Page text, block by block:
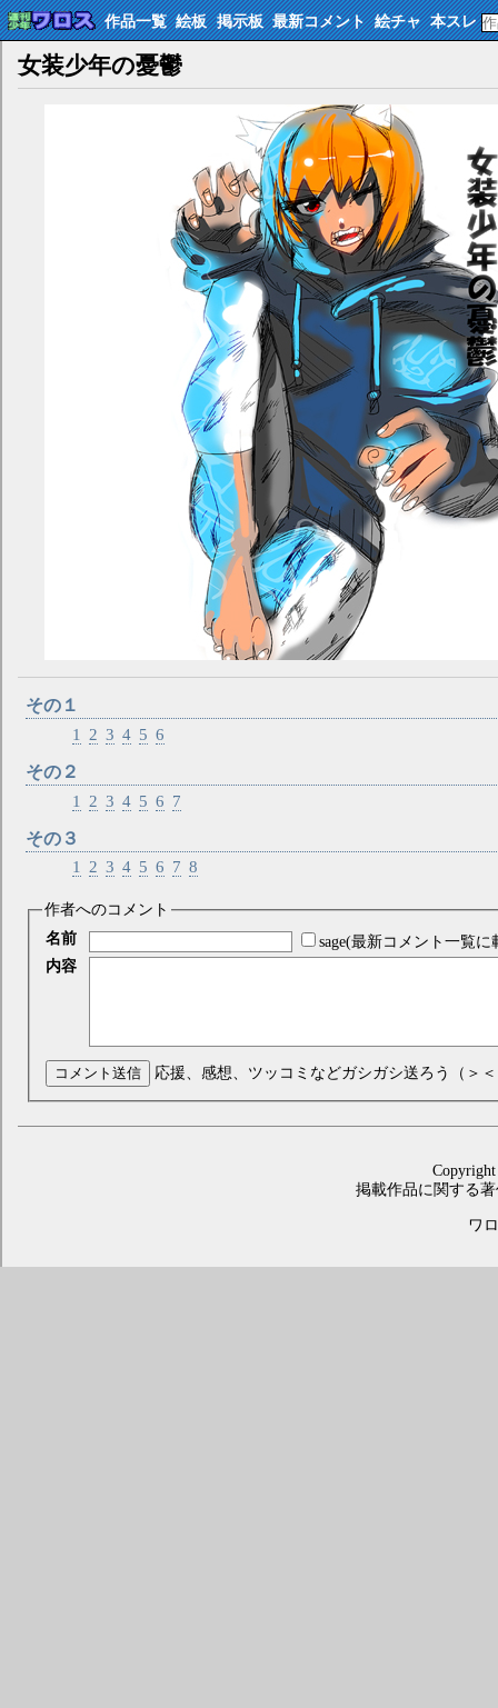
作品一覧 絵板 掲示板 最新コメント 絵チャ 本スレ
女装少年の憂鬱
その１
1
2 3 4 5 6
その２
1
2 3 4 5 6 7
その３
1 2 3 4 5 6 7 8
作者へのコメント
名前
sage(最新コメント一覧に
内容
コメント送信 応援、感想、ツッコミなどガシガシ送ろう（＞
掲載作品に関する
ワ